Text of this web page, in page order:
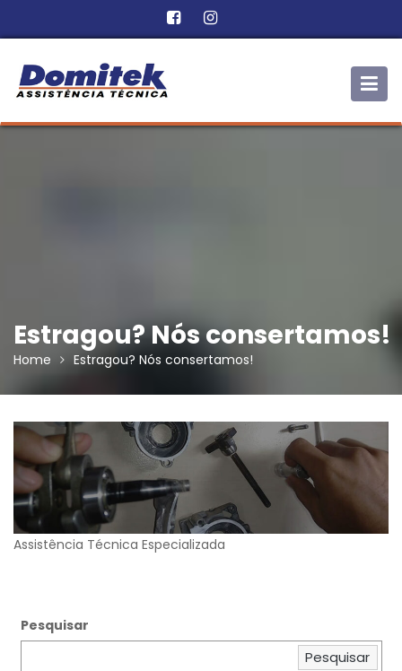
to
Estragou? Nós consertamos!
Home Estragou? Nós consertamos!
Assistência Técnica Especializada
Pesquisar
Pesquisar